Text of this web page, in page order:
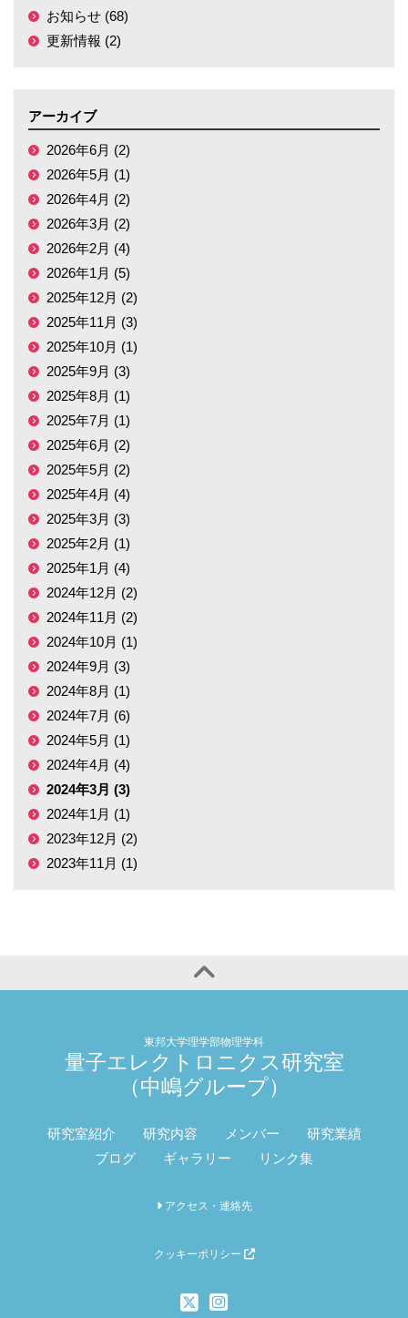
お知らせ (68)
更新情報 (2)
アーカイブ
2026年6月 (2)
2026年5月 (1)
2026年4月 (2)
2026年3月 (2)
2026年2月 (4)
2026年1月 (5)
2025年12月 (2)
2025年11月 (3)
2025年10月 (1)
2025年9月 (3)
2025年8月 (1)
2025年7月 (1)
2025年6月 (2)
2025年5月 (2)
2025年4月 (4)
2025年3月 (3)
2025年2月 (1)
2025年1月 (4)
2024年12月 (2)
2024年11月 (2)
2024年10月 (1)
2024年9月 (3)
2024年8月 (1)
2024年7月 (6)
2024年5月 (1)
2024年4月 (4)
2024年3月 (3)
2024年1月 (1)
2023年12月 (2)
2023年11月 (1)
東邦大学理学部物理学科
量子エレクトロニクス研究室
（中嶋グループ）
研究室紹介 研究内容 メンバー
研究業績
ブログ
ギャラリー リンク集
アクセス・連絡先
クッキーポリシー